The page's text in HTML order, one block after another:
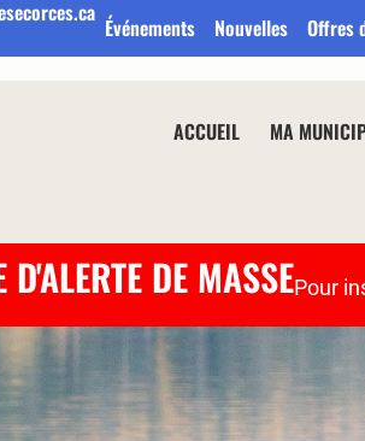
Événements Nouvelles Offres
ACCUEIL MA
DE MASSEPour